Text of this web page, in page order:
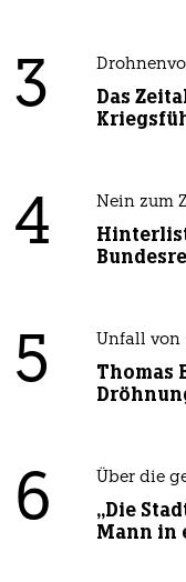
3
Das
4 Nein zum
5 Unfall von
Thomas
6 Über die
„Die
Mann in